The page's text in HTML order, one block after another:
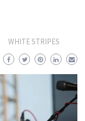
WHITE STRIPES